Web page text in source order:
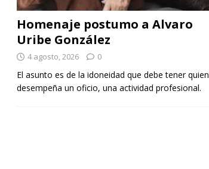
Homenaje postumo a Alvaro
Uribe González
4 agosto, 2026 0
El asunto es de la idoneidad que debe tener quien
desempeña un oficio, una actividad profesional.